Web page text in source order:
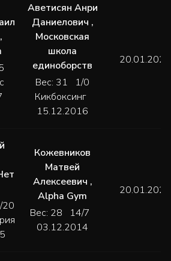
,
Аветисян Анри
Даниелович ,
Московская
школа
единоборств
Вес: 31 1/0
Кикбоксинг
15.12.2016
20.01.2024
Кожевников
Матвей
Алексеевич ,
Alpha Gym
Вес: 28 14/7
03.12.2014
20.01.2024